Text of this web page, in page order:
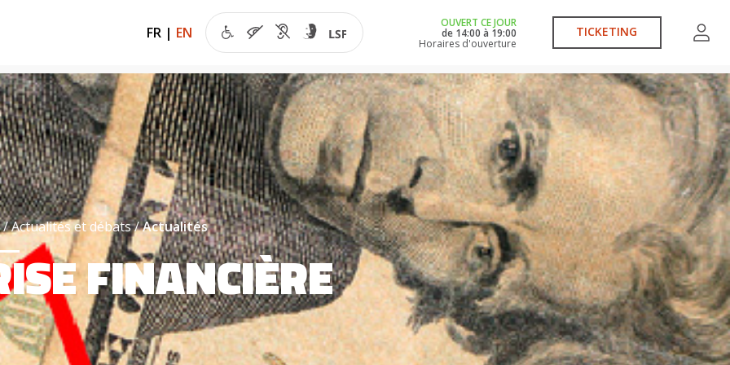
FR | EN
OUVERT CE JOUR
de 14:00 à 19:00
Horaires d'ouverture
TICKETING
Actualités et débats Actualités
FINANCIÈRE